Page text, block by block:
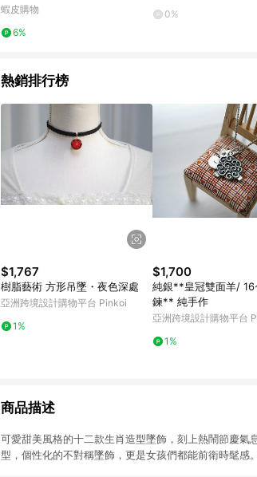
掛件原創簡約車載後視鏡掛飾吊
蝦皮購物
6%
0%
熱銷排行榜
$1,767
樹脂藝術 方形吊墜・夜色深處
亞洲跨境設計購物平台 Pinkoi
1%
$1,700
純銀**皇冠雙面羊/
鍊** 純手作
亞洲跨境設計購物平台
1%
商品描述
可愛甜美風格的十二款生肖造型墜飾，刻上熱鬧節慶
型，個性化的不對稱墜飾，更是女孩們都能前衛時髦感